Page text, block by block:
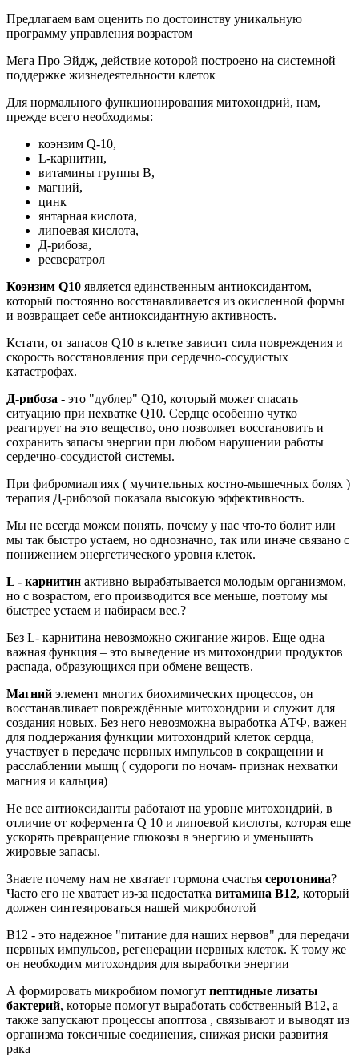
Предлагаем вам оценить по достоинству уникальную
программу управления возрастом
Мега Про Эйдж, действие которой построено на системной
поддержке жизнедеятельности клеток
Для нормального функционирования митохондрий, нам,
прежде всего необходимы:
коэнзим Q-10,
L-карнитин,
витамины группы В,
магний,
цинк
янтарная кислота,
липоевая кислота,
Д-рибоза,
ресвератрол
Коэнзим Q10 является единственным антиоксидантом,
который постоянно восстанавливается из окисленной формы
и возвращает себе антиоксидантную активность.
Кстати, от запасов Q10 в клетке зависит сила повреждения и
скорость восстановления при сердечно-сосудистых
катастрофах.
Д-рибоза - это "дублер" Q10, который может спасать
ситуацию при нехватке Q10. Сердце особенно чутко
реагирует на это вещество, оно позволяет восстановить и
сохранить запасы энергии при любом нарушении работы
сердечно-сосудистой системы.
При фибромиалгиях ( мучительных костно-мышечных болях )
терапия Д-рибозой показала высокую эффективность.
Мы не всегда можем понять, почему у нас что-то болит или
мы так быстро устаем, но однозначно, так или иначе связано с
понижением энергетического уровня клеток.
L - карнитин активно вырабатывается молодым организмом,
но с возрастом, его производится все меньше, поэтому мы
быстрее устаем и набираем вес.?
Без L- карнитина невозможно сжигание жиров. Еще одна
важная функция – это выведение из митохондрии продуктов
распада, образующихся при обмене веществ.
Магний элемент многих биохимических процессов, он
восстанавливает повреждённые митохондрии и служит для
создания новых. Без него невозможна выработка АТФ, важен
для поддержания функции митохондрий клеток сердца,
участвует в передаче нервных импульсов в сокращении и
расслаблении мышц ( судороги по ночам- признак нехватки
магния и кальция)⠀
Не все антиоксиданты работают на уровне митохондрий, в
отличие от кофермента Q 10 и липоевой кислоты, которая еще
ускорять превращение глюкозы в энергию и уменьшать
жировые запасы.
Знаете почему нам не хватает гормона счастья серотонина?
Часто его не хватает из-за недостатка витамина В12, который
должен синтезироваться нашей микробиотой
В12 - это надежное "питание для наших нервов" для передачи
нервных импульсов, регенерации нервных клеток. К тому же
он необходим митохондрия для выработки энергии
А формировать микробиом помогут пептидные лизаты
бактерий, которые помогут выработать собственный В12, а
также запускают процессы апоптоза , связывают и выводят из
организма токсичные соединения, снижая риски развития
рака